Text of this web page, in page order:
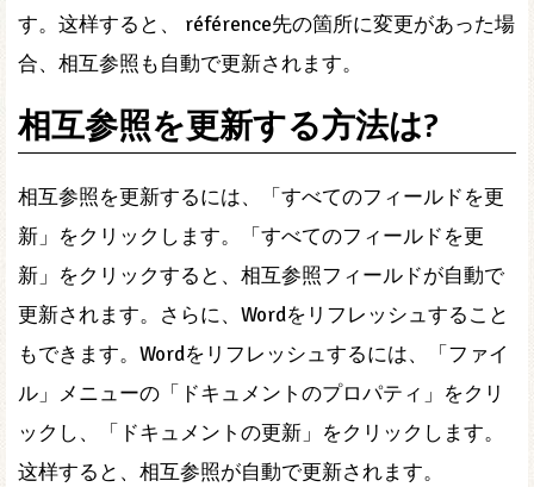
す。这样すると、 référence先の箇所に変更があった場
合、相互参照も自動で更新されます。
相互参照を更新する方法は?
相互参照を更新するには、「すべてのフィールドを更
新」をクリックします。「すべてのフィールドを更
新」をクリックすると、相互参照フィールドが自動で
更新されます。さらに、Wordをリフレッシュすること
もできます。Wordをリフレッシュするには、「ファイ
ル」メニューの「ドキュメントのプロパティ」をクリ
ックし、「ドキュメントの更新」をクリックします。
这样すると、相互参照が自動で更新されます。